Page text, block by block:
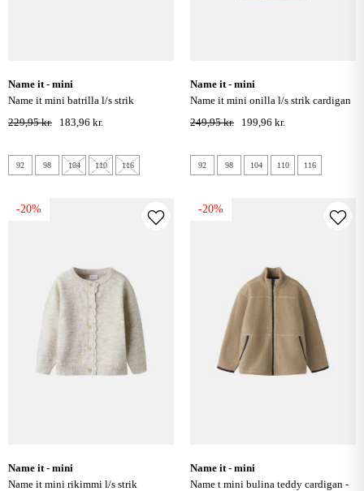
name it - mini
name it mini batrilla l/s strik
cardigan - lavender gray
229,95 kr. 183,96 kr.
92 98 104 110 116
name it - mini
name it mini onilla l/s strik cardigan
- seal brown
249,95 kr. 199,96 kr.
92 98 104 110 116
-20%
name it - mini
name it mini rikimmi l/s strik
-20%
name it - mini
name t mini bulina teddy cardigan -